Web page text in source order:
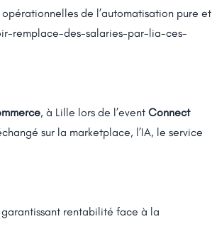
de l’automatisation pure et
des-salaries-par-lia-ces-
, à Lille lors de l’event Connect
sur la marketplace, l’IA, le service
rentabilité face à la